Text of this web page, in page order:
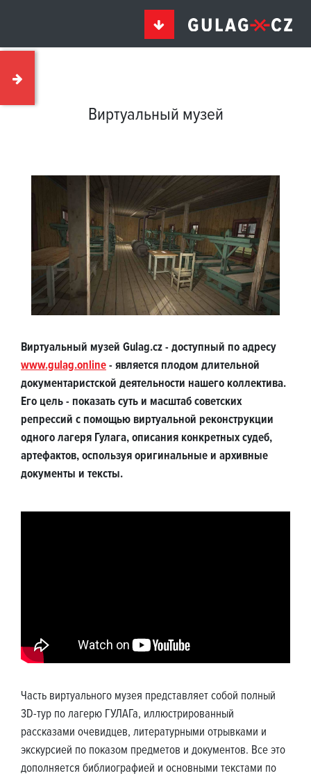
Виртуальный музей
Виртуальный музей Gulag.cz - доступный по адресу
www.gulag.online- является плодом длительной
документаристской деятельности нашего коллектива.
Его цель - показать суть и масштаб советских
репрессий с помощью виртуальной реконструкции
одного лагеря Гулага, описания конкретных судеб,
артефактов, оспользуя оригинальные и архивные
документы и тексты.
Часть виртуального музея представляет собой полный
3D-тур по лагерю ГУЛАГа, иллюстрированный
рассказами очевидцев, литературными отрывками и
экскурсией по показом предметов и документов. Все это
дополняется библиографией и основными текстами по